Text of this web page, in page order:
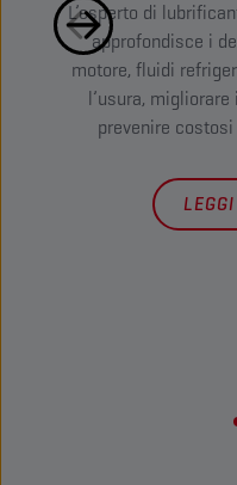
L’esperto di
approfondisce i
motore, fluidi
l’usura,
prevenire